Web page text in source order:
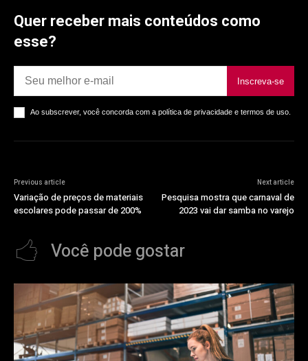
Quer receber mais conteúdos como
esse?
Inscreva-se
Ao subscrever, você concorda com a política de privacidade e termos de uso.
Previous article
Variação de preços de materiais
escolares pode passar de 200%
Next article
Pesquisa mostra que carnaval de
2023 vai dar samba no varejo
Você pode gostar